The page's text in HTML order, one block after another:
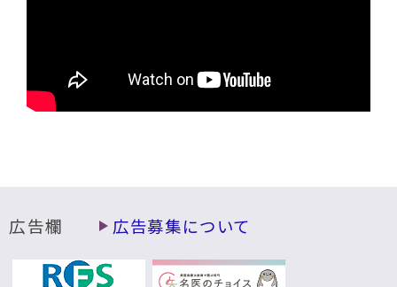
広告欄 広告募集について